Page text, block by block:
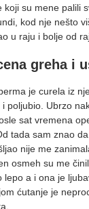
koji su mene palili
kod nje nešto
u raju i bolje od
greha i
je curela iz
poljubio. Ubrzo
sat vremena
tada sam znao
nije me
osmeh su me
lepo a i ona je
ćutanje je